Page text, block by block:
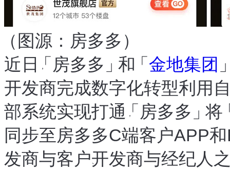
（ 图源 ： 房多多 ）
近日 「 房多多 」 和「 金地集团
开发商完成数字化转型 。
利用
部系统实现打通「 房多多 」 将
同步至房多多C端客户APP
发商与客户、
开发商与经纪人